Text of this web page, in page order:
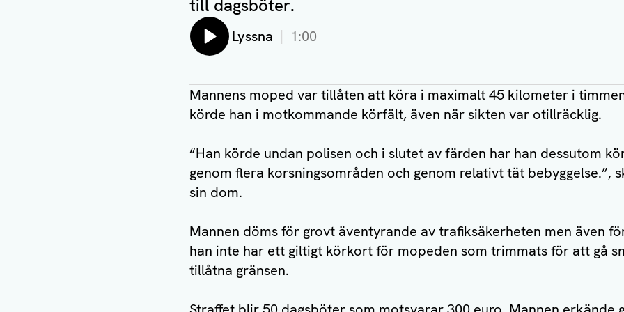
till dagsböter.
Lyssna 1:00
Mannens moped var tillåten att köra i maximalt 45 kilometer i
körde han i motkommande körfält, även när sikten var otillräcklig.
“Han körde undan polisen och i slutet av färden har han dessutom
genom flera korsningsområden och genom relativt tät bebyggelse.”,
sin dom.
Mannen döms för grovt äventyrande av trafiksäkerheten men även
han inte har ett giltigt körkort för mopeden som trimmats för att gå
tillåtna gränsen.